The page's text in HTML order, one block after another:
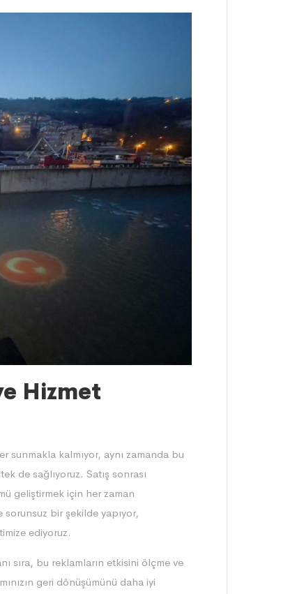
Hizmet
sunmakla kalmıyor, aynı zamanda bu
de sağlıyoruz. Satış sonrası
geliştirmek için her zaman
sorunsuz bir şekilde yapıyor,
ediyoruz.
sıra, bu reklamların etkisini ölçme ve
geri dönüşümünü daha iyi